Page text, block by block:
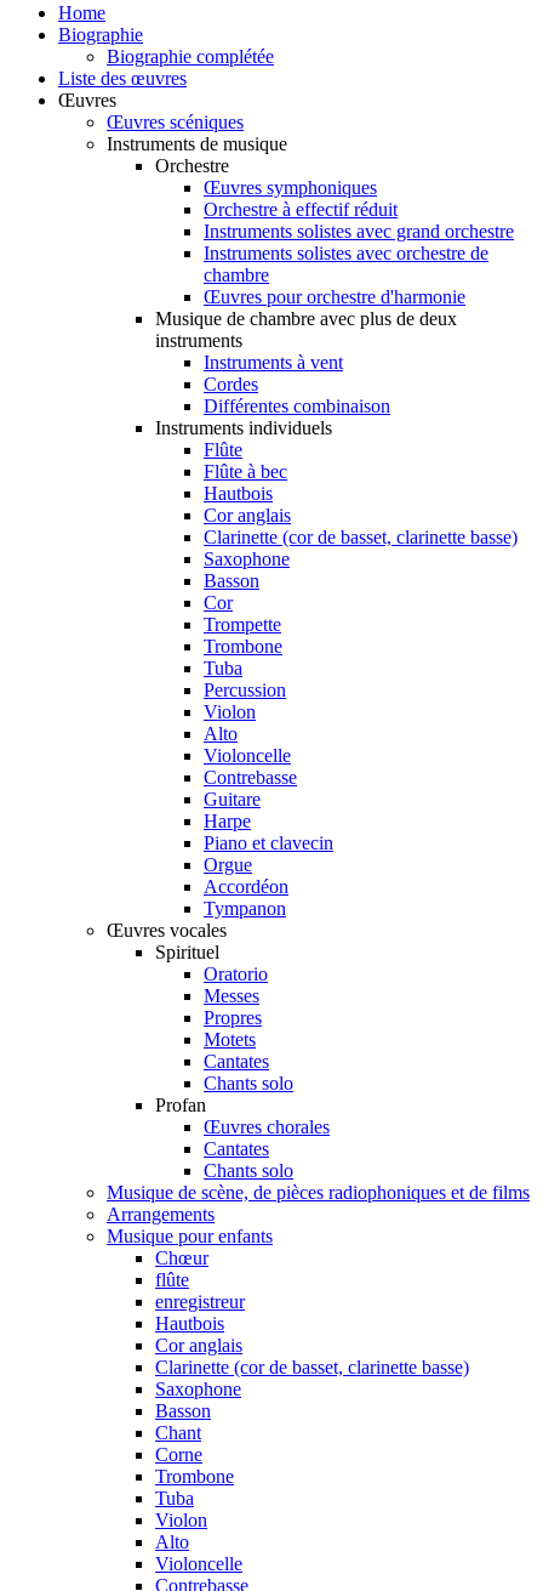
Home
Biographie
Biographie complétée
Liste des œuvres
Œuvres
Œuvres scéniques
Instruments de musique
Orchestre
Œuvres symphoniques
Orchestre à effectif réduit
Instruments solistes avec grand orchestre
Instruments solistes avec orchestre de
chambre
Œuvres pour orchestre d'harmonie
Musique de chambre avec plus de deux
instruments
Instruments à vent
Cordes
Différentes combinaison
Instruments individuels
Flûte
Flûte à bec
Hautbois
Cor anglais
Clarinette (cor de basset, clarinette basse)
Saxophone
Basson
Cor
Trompette
Trombone
Tuba
Percussion
Violon
Alto
Violoncelle
Contrebasse
Guitare
Harpe
Piano et clavecin
Orgue
Accordéon
Tympanon
Œuvres vocales
Spirituel
Oratorio
Messes
Propres
Motets
Cantates
Chants solo
Profan
Œuvres chorales
Cantates
Chants solo
Musique de scène, de pièces radiophoniques et de films
Arrangements
Musique pour enfants
Chœur
flûte
enregistreur
Hautbois
Cor anglais
Clarinette (cor de basset, clarinette basse)
Saxophone
Basson
Chant
Corne
Trombone
Tuba
Violon
Alto
Violoncelle
Contrebasse